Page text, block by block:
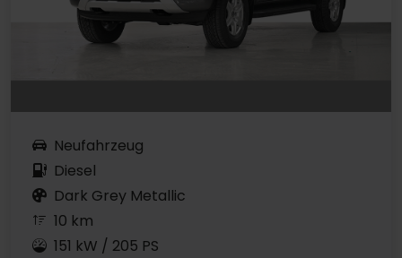
Neufahrzeug
Diesel
Dark Grey Metallic
10 km
151 kW / 205 PS